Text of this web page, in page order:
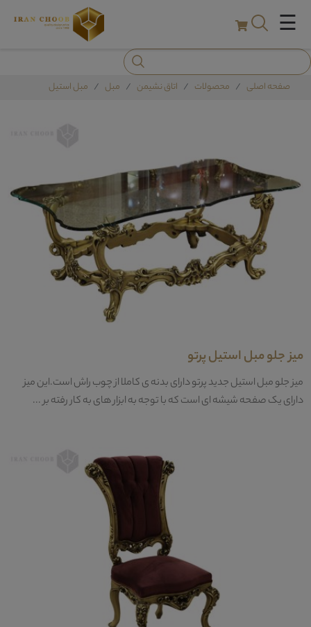
☰
صفحه اصلی محصولات اتاق نشیمن مبل مبل استیل
میز جلو مبل استیل پرتو
میز جلو مبل استیل جدید پرتو دارای بدنه ی کاملا از چوب راش است.این میز
دارای یک صفحه شیشه ای است که با توجه به ابزار های به کار رفته بر ...